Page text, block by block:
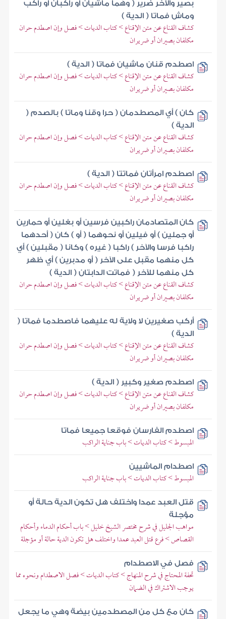
بصير والآخر ضرير ( وهما ماشيان أو راكبان أو راكب
وماش فماتا ( الدية )
كشاف القناع عن متن الإقناع > كتاب الديات > فصل وإن اصطدم حران
مكلفان بصيران أو ضريران
اصطدم قنان ماشيان فماتا ( الدية )
كشاف القناع عن متن الإقناع > كتاب الديات > فصل وإن اصطدم حران
مكلفان بصيران أو ضريران
كان ) أي المصطدمان ( حرا وقنا وماتا ) بالصدم (
الدية )
كشاف القناع عن متن الإقناع > كتاب الديات > فصل وإن اصطدم حران
مكلفان بصيران أو ضريران
اصطدم امرأتان فماتتا ( الدية )
كشاف القناع عن متن الإقناع > كتاب الديات > فصل وإن اصطدم حران
مكلفان بصيران أو ضريران
كان المتصادمان راكبين فرسين أو بغلين أو حمارين
أو جملين ) أو فيلين أو نحوهما ( أو ) كان ( أحدهما
راكبا فرسا والآخر ) راكبا ( غيره ) وكانا ( مقبلين ) أي
كل منهما مقبل على الآخر ( أو مدبرين ) أي ظهر
كل منهما للآخر ( فماتت الدابتان ( الدية )
كشاف القناع عن متن الإقناع > كتاب الديات > فصل وإن اصطدم حران
مكلفان بصيران أو ضريران
أركب صغيرين لا ولاية له عليهما فاصطدما فماتا (
الدية )
كشاف القناع عن متن الإقناع > كتاب الديات > فصل وإن اصطدم حران
مكلفان بصيران أو ضريران
اصطدم صغير وكبير ( الدية )
كشاف القناع عن متن الإقناع > كتاب الديات > فصل وإن اصطدم حران
مكلفان بصيران أو ضريران
اصطدم الفارسان فوقعا جميعا فماتا
المبسوط > كتاب الديات > باب جناية الراكب
اصطدام الماشيين
المبسوط > كتاب الديات > باب جناية الراكب
قتل العبد عمدا واختلف هل تكون الدية حالة أو
مؤجلة
مواهب الجليل في شرح مختصر الشيخ خليل > باب أحكام الدماء وأحكام
القصاص > فرع قتل العبد عمدا واختلف هل تكون الدية حالة أو مؤجلة
فصل في الاصطدام
تحفة المحتاج في شرح المنهاج > كتاب الديات > فصل الاصطدام ونحوه مما
يوجب الاشتراك في الضمان
كان مع كل من المصطدمين بيضة وهي ما يجعل